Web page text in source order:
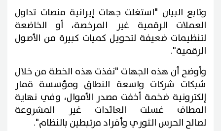
وتابع البيان "استغلت جهات إيرانية منصات تداول
العملات الرقمية غير المرخصة، أو الخاضعة
لتنظيمات ضعيفة لتحويل كميات كبيرة من الأصول
الرقمية".
وأوضح أن هذه الجهات "نفذت هذه الخطة من خلال
شبكات شركات واسعة النطاق ومؤسسة قمار
إلكترونية ضخمة أخفت مصدر الأموال، وفي نهاية
المطاف غسلت العائدات غير المشروعة
لصالح الحرس الثوري وأفراد مرتبطين بالنظام".